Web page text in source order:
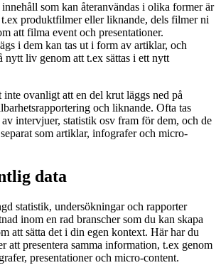
som kan återanvändas i olika former är
produktfilmer eller liknande, dels filmer ni
att filma event och presentationer.
i dem kan tas ut i form av artiklar, och
nytt liv genom att t.ex sättas i ett nytt
inte ovanligt att en del krut läggs ned på
och liknande. Ofta tas
intervjuer, statistik osv fram för dem, och de
som artiklar, infografer och micro-
data
statistik, undersökningar och rapporter
inom en rad branscher som du kan skapa
att sätta det i din egen kontext. Här har du
att presentera samma information, t.ex genom
presentationer och micro-content.